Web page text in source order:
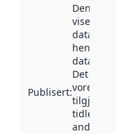
Publisert:
Denne
viser når
henta inn
Det kan ha
vore
tidlegare
andre